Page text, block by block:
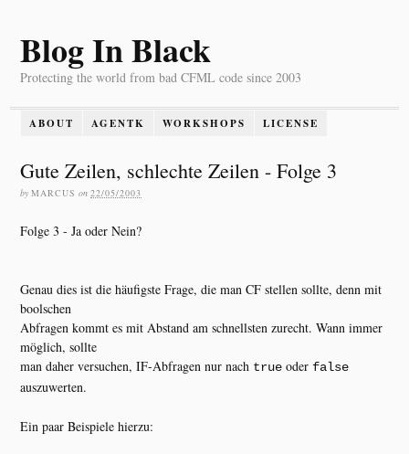
Blog In Black
Protecting the world from bad CFML code since 2003
ABOUT AGENTK WORKSHOPS LICENSE
Gute Zeilen, schlechte Zeilen - Folge 3
by MARCUS on 22/05/2003
Folge 3 - Ja oder Nein?
Genau dies ist die häufigste Frage, die man CF stellen sollte, denn mit
boolschen
Abfragen kommt es mit Abstand am schnellsten zurecht. Wann immer
möglich, sollte
man daher versuchen, IF-Abfragen nur nach true oder false
auszuwerten.
Ein paar Beispiele hierzu: